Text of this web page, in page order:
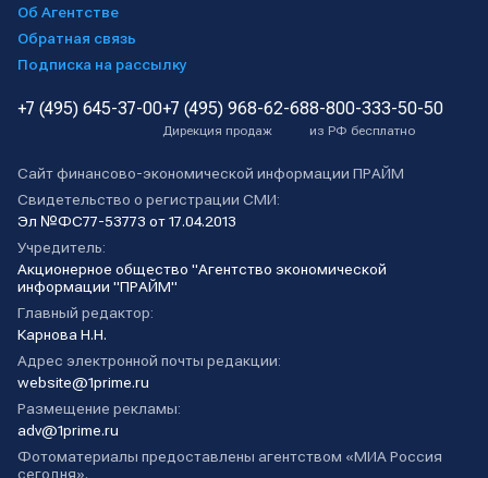
Об Агентстве
Обратная связь
Подписка на рассылку
+7 (495) 645-37-00+7 (495) 968-62-68
Дирекция продаж
8-800-333-50-50
из РФ бесплатно
Сайт финансово-экономической информации ПРАЙМ
Свидетельство о регистрации СМИ:
Эл №ФС77-53773 от 17.04.2013
Учредитель:
Акционерное общество "Агентство экономической
информации "ПРАЙМ"
Главный редактор:
Карнова Н.Н.
Адрес электронной почты редакции:
website@1prime.ru
Размещение рекламы:
adv@1prime.ru
Фотоматериалы предоставлены агентством «МИА Россия
сегодня».